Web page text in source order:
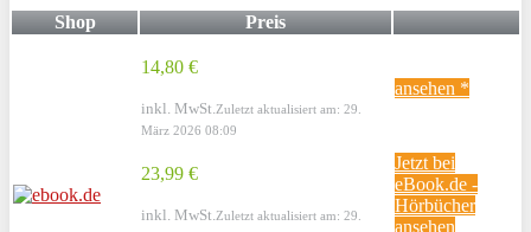
Shop Preis
14,80 €
inkl. MwSt. Zuletzt aktualisiert am: 29.
März 2026 08:09
ansehen *
23,99 €
inkl. MwSt. Zuletzt aktualisiert am: 29.
Jetzt bei
eBook.de -
Hörbücher
ansehen